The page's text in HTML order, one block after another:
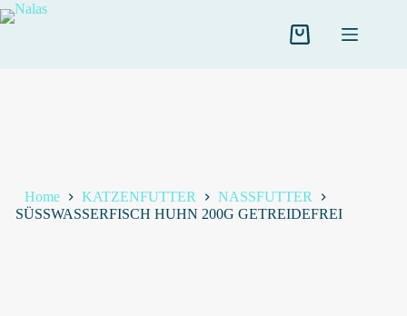
Salta
al
Carrello
Home KATZENFUTTER
NASSFUTTER
SÜSSWASSERFISCH HUHN 200G GETREIDEFREI